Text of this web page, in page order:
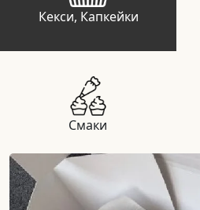
Кекси, Капкейки
Смаки